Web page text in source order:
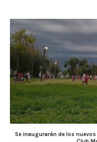
Se inaugurarán de los